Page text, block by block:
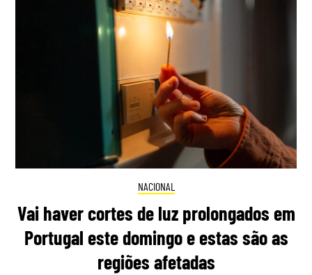
NACIONAL
Vai haver cortes de luz prolongados em
Portugal este domingo e estas são as
regiões afetadas